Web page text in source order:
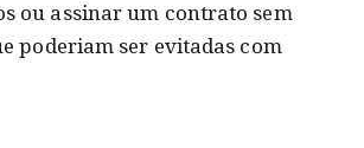
ou assinar um contrato sem
poderiam ser evitadas com